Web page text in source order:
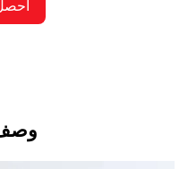
احصل
وصف